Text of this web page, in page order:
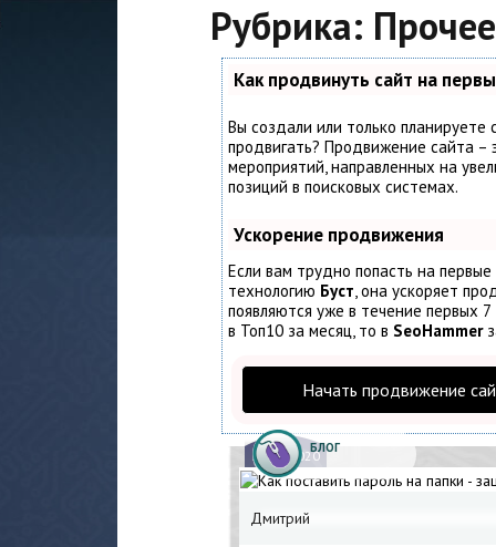
Рубрика: Прочее
Как продвинуть сайт на
Вы создали или только планируете
продвигать? Продвижение сайта –
мероприятий, направленных на
позиций в поисковых системах.
Ускорение продвижения
Если вам трудно попасть на
технологию Буст, она ускоряет
появляются уже в течение первых
в Топ10 за месяц, то в SeoHammer
Начать продвижение
27.03.2020
БЛОГ
Дмитрий